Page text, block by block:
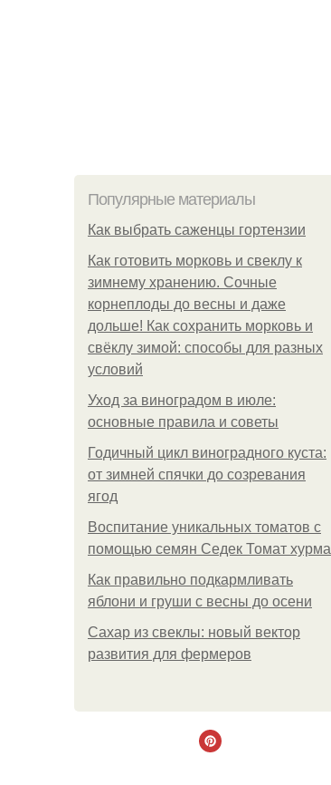
Популярные материалы
Как выбрать саженцы гортензии
Как готовить морковь и свеклу к
зимнему хранению. Сочные
корнеплоды до весны и даже
дольше! Как сохранить морковь и
свёклу зимой: способы для разных
условий
Уход за виноградом в июле:
основные правила и советы
Годичный цикл виноградного куста:
от зимней спячки до созревания
ягод
Воспитание уникальных томатов с
помощью семян Седек Томат хурма
Как правильно подкармливать
яблони и груши с весны до осени
Сахар из свеклы: новый вектор
развития для фермеров